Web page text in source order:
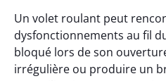
Un volet roulant peut
dysfonctionnements au fil
bloqué lors de son
irrégulière ou produire un